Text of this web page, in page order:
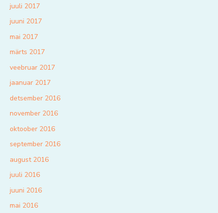
juuli 2017
juuni 2017
mai 2017
märts 2017
veebruar 2017
jaanuar 2017
detsember 2016
november 2016
oktoober 2016
september 2016
august 2016
juuli 2016
juuni 2016
mai 2016